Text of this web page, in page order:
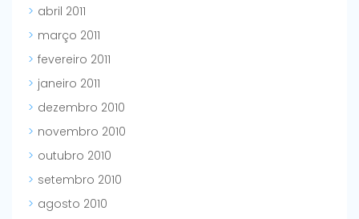
abril 2011
março 2011
fevereiro 2011
janeiro 2011
dezembro 2010
novembro 2010
outubro 2010
setembro 2010
agosto 2010